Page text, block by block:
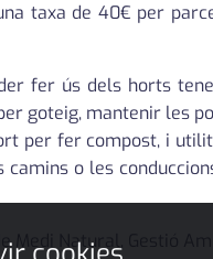
taxa de 40€ per
fer ús dels horts
goteig, mantenir les
per fer compost, i
o les
Natural, Gestió